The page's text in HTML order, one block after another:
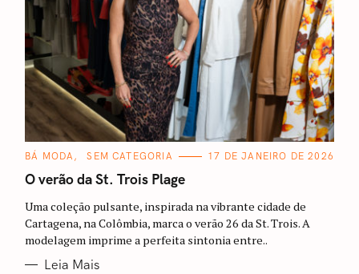
C
T
E
O
R
I
A
BÁ MODA SEM CATEGORIA 17 DE JANEIRO DE 2026
O verão da St. Trois Plage
Uma coleção pulsante, inspirada na vibrante cidade de
Cartagena, na Colômbia, marca o verão 26 da St. Trois. A
modelagem imprime a perfeita sintonia entre..
Leia Mais